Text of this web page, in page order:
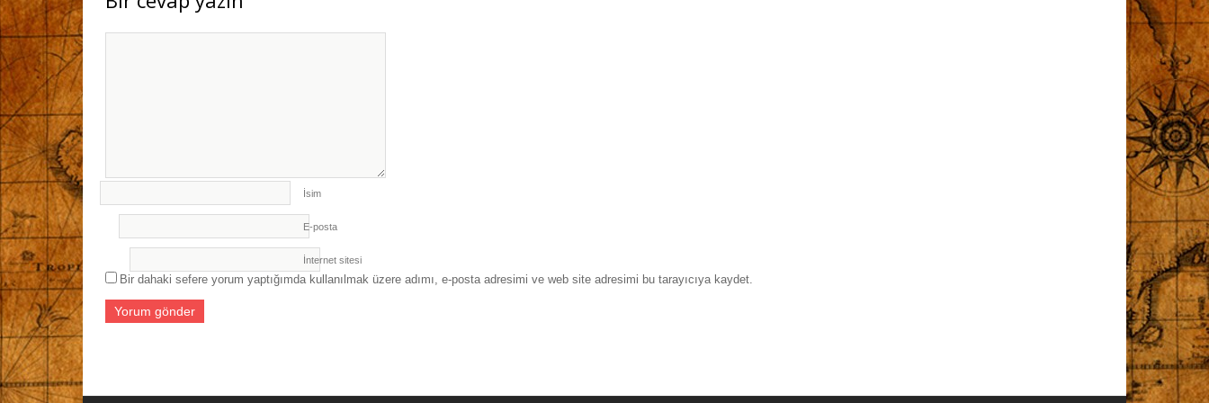
GERÇEKLEŞTİRİLDİ
İsim
E-posta
İnternet sitesi
Bir dahaki sefere yorum yaptığımda kullanılmak üzere adımı, e-posta adresimi ve web site adresimi bu tarayıcıya kaydet.